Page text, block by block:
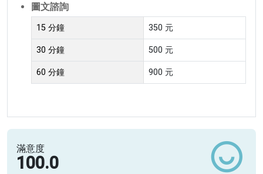
圖文諮詢
15 分鐘 350 元
30 分鐘 500 元
60 分鐘 900 元
滿意度
100.0